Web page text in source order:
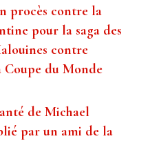
procès contre la
pour la saga des
contre
Coupe du Monde
de Michael
par un ami de la